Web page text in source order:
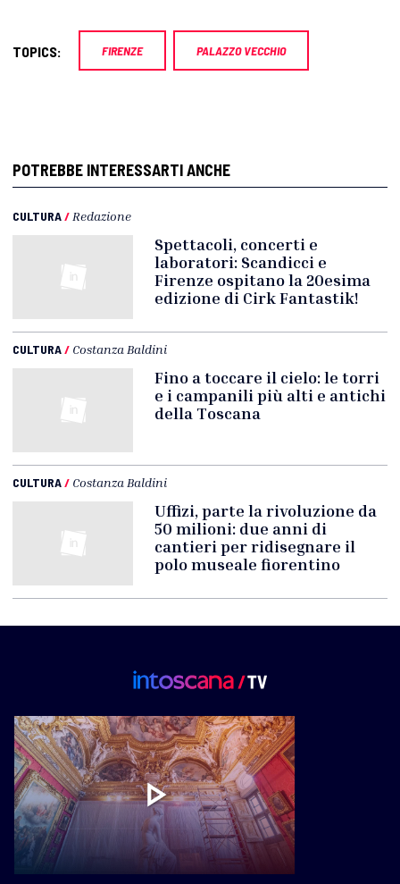
TOPICS: FIRENZE PALAZZO VECCHIO
POTREBBE INTERESSARTI ANCHE
CULTURA/ Redazione
Spettacoli, concerti e
laboratori: Scandicci e
Firenze ospitano la 20esima
edizione di Cirk Fantastik!
CULTURA/ Costanza Baldini
Fino a toccare il cielo: le torri
e i campanili più alti e antichi
della Toscana
CULTURA/ Costanza Baldini
Uffizi, parte la rivoluzione da
50 milioni: due anni di
cantieri per ridisegnare il
polo museale fiorentino